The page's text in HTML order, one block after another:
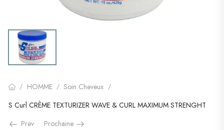
/ HOMME / Soin Cheveux /
S Curl CRÈME TEXTURIZER WAVE & CURL MAXIMUM STRENGHT
Prev
Prochaine